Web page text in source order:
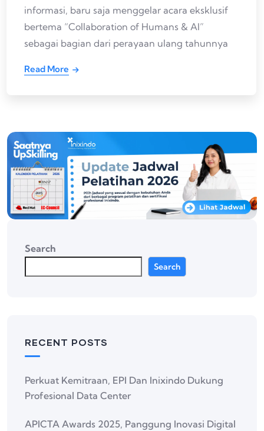
informasi, baru saja menggelar acara eksklusif
bertema “Collaboration of Humans & AI”
sebagai bagian dari perayaan ulang tahunnya
Read More
Search
Search
RECENT POSTS
Perkuat Kemitraan, EPI Dan Inixindo Dukung
Profesional Data Center
APICTA Awards 2025, Panggung Inovasi Digital